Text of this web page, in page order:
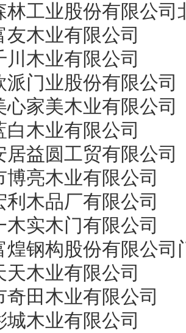
业股份有限公司
木业有限公司
木业有限公司
门业股份有限公司
家美木业有限公司
木业有限公司
益圆工贸有限公司
亮木业有限公司
木品厂有限公司
实木门有限公司
构股份有限公司
木业有限公司
田木业有限公司
木业有限公司